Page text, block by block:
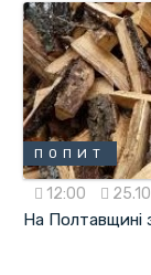
ПОПИТ
12:00 25.10
На Полтавщині